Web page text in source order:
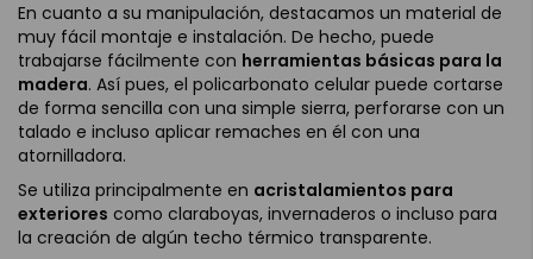
En cuanto a su manipulación, destacamos un material de
muy fácil montaje e instalación. De hecho, puede
trabajarse fácilmente con herramientas básicas para la
madera. Así pues, el policarbonato celular puede cortarse
de forma sencilla con una simple sierra, perforarse con un
talado e incluso aplicar remaches en él con una
atornilladora.
Se utiliza principalmente en acristalamientos para
exteriores como claraboyas, invernaderos o incluso para
la creación de algún techo térmico transparente.